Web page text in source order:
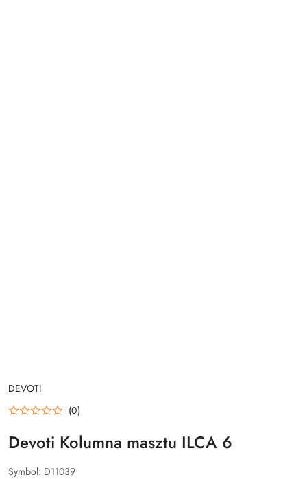
NAZWA
PRODUCENTA:
DEVOTI
(0)
Devoti Kolumna masztu ILCA 6
Symbol: D11039